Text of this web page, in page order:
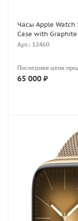
Часы Apple Watch
Case with Graphite
Арт.: 12460
Последняя цена
65 000 ₽